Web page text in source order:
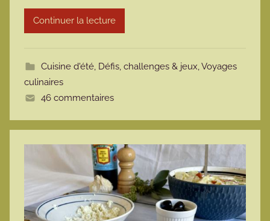
r
t
Continuer la lecture
Cuisine d'été, Défis, challenges & jeux,Voyages
culinaires
46 commentaires